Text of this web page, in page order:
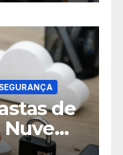
de
de